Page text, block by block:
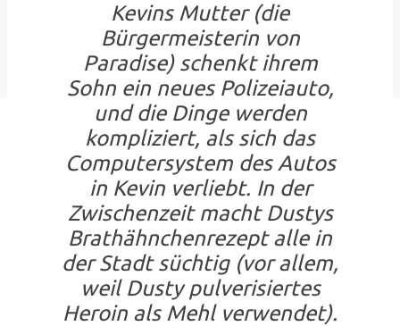
Kevins Mutter (die
Bürgermeisterin von
Paradise) schenkt ihrem
Sohn ein neues Polizeiauto,
und die Dinge werden
kompliziert, als sich das
Computersystem des Autos
in Kevin verliebt. In der
Zwischenzeit macht Dustys
Brathähnchenrezept alle in
der Stadt süchtig (vor allem,
weil Dusty pulverisiertes
Heroin als Mehl verwendet).